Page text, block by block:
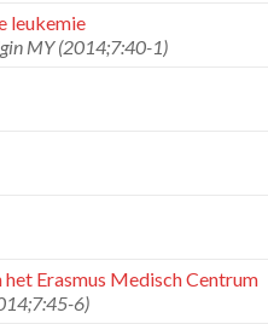
leukemie
MY (2014;7:40-1)
Erasmus Medisch Centrum
6)